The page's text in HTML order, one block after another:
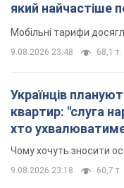
який найчастіше
Мобільні тарифи
9.08.2026 23:48 68,1 т.
Українців
квартир: "слуга
хто
знесення будинків
Чому хочуть зносити
9.08.2026 23:18 60,7 т.